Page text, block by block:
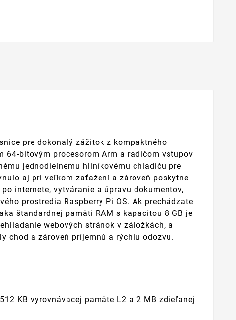
pre dokonalý zážitok z kompaktného
64-bitovým procesorom Arm a radičom vstupov
jednodielnemu hliníkovému chladiču pre
aj pri veľkom zaťažení a zároveň poskytne
internete, vytváranie a úpravu dokumentov,
prostredia Raspberry Pi OS. Ak prechádzate
štandardnej pamäti RAM s kapacitou 8 GB je
webových stránok v záložkách, a
chod a zároveň príjemnú a rýchlu odozvu.
KB vyrovnávacej pamäte L2 a 2 MB zdieľanej